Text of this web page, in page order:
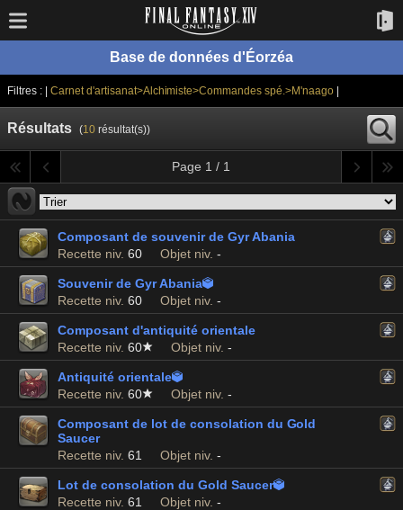
Base de données d'Éorzéa
Filtres : | Carnet d'artisanat>Alchimiste>Commandes spé.>M'naago
Résultats (10résultat(s))
Page 1 / 1
Composant de souvenir de Gyr Abania
Recette niv. 60 Objet niv. -
Souvenir de Gyr Abania
Recette niv. 60 Objet niv. -
Composant d'antiquité orientale
Recette niv. 60 Objet niv. -
Antiquité orientale
Recette niv. 60 Objet niv. -
Composant de lot de consolation du Gold
Saucer
Recette niv. 61 Objet niv. -
Lot de consolation du Gold Saucer
Recette niv. 61 Objet niv. -